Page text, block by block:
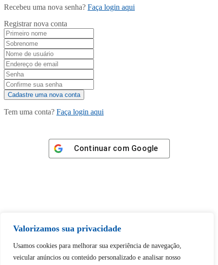
Valorizamos sua privacidade
Usamos cookies para melhorar sua experiência de navegação,
veicular anúncios ou conteúdo personalizado e analisar nosso
Recebeu uma nova senha? Faça login aqui
Registrar nova conta
Tem uma conta? Faça login aqui
Continuar com Google
desbloquear esta publicação?
Desbloquear esquerda : 0